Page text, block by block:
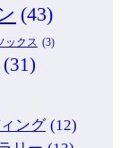
(43)
ックス (3)
(31)
ング (12)